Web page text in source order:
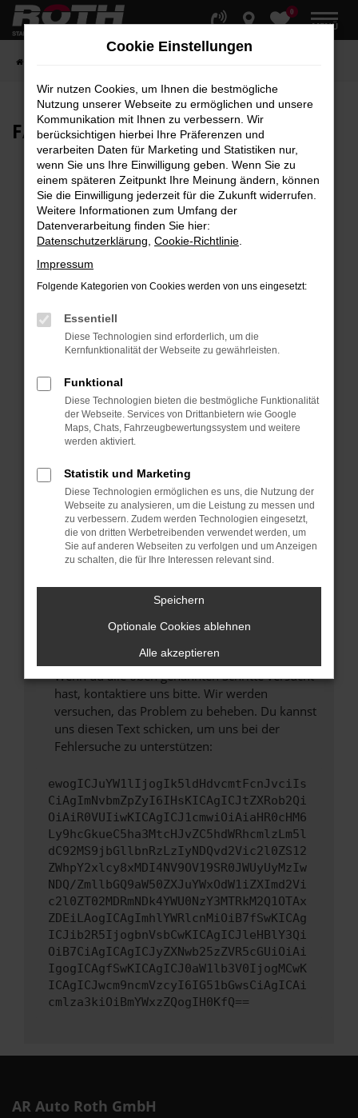
Zum
Hauptinhalt
0
MENÜ
FAHRZEUG-SHOWROOM
Fehler: Network Error
Beim Laden ist ein Fehler aufgetreten.
Hier sind ein paar Tipps, die dir helfen können:
Überprüfe deine Firewall und deine
Laden andere Webseiten, zum Beispiel deine
Suchmaschine?
Prüfe deine Browsererweiterungen.
Manche Erweiterungen, wie Werbeblocker,
können das Laden bestimmter Seiten
verhindern. Funktioniert die Seite in einem
anderen Browser oder in einem privaten
Fenster?
Starte dein Gerät neu.
Das kann manchmal helfen, vorübergehende
Probleme zu beheben.
Stelle sicher, dass dein Browser und dein
Betriebssystem auf dem neuesten Stand
sind.
Sicherheitsrisiko, sondern kann auch dazu
unterstützt werden.
Wende dich an den Webseitenbetreiber.
Wenn du alle oben genannten Schritte versucht
hast, kontaktiere uns bitte. Wir werden
versuchen, das Problem zu beheben. Du kannst
uns diesen Text schicken, um uns bei der
Fehlersuche zu unterstützen:
ewogICJuYW1lIjogIk5ldHdvcmtFcnJvciIs
CiAgImNvbmZpZyI6IHsKICAgICJtZXRob2Qi
OiAiR0VUIiwKICAgICJ1cmwiOiAiaHR0cHM6
Ly9hcGkueC5ha3MtcHJvZC5hdWRhcmlzLm5l
dC92MS9jbGllbnRzLzIyNDQvd2Vic2l0ZS12
ZWhpY2xlcy8xMDI4NV9OV19SR0JWUyUyMzIw
NDQ/ZmllbGQ9aW50ZXJuYWxOdW1iZXImd2Vi
c2l0ZT02MDRmNDk4YWU0NzY3MTRkM2Q1OTAx
ZDEiLAogICAgImhlYWRlcnMiOiB7fSwKICAg
ICJib2R5IjogbnVsbCwKICAgICJleHBlY3Qi
OiB7CiAgICAgICJyZXNwb25zZVR5cGUiOiAi
IgogICAgfSwKICAgICJ0aW1lb3V0IjogMCwK
ICAgICJwcm9ncmVzcyI6IG51bGwsCiAgICAi
cmlza3kiOiBmYWxzZQogIH0KfQ==
AR Auto Roth GmbH
Cookie Einstellungen
Wir nutzen Cookies, um Ihnen die bestmögliche
Nutzung unserer Webseite zu ermöglichen und unsere
Kommunikation mit Ihnen zu verbessern. Wir
berücksichtigen hierbei Ihre Präferenzen und
verarbeiten Daten für Marketing und Statistiken nur,
wenn Sie uns Ihre Einwilligung geben. Wenn Sie zu
einem späteren Zeitpunkt Ihre Meinung ändern, können
Sie die Einwilligung jederzeit für die Zukunft widerrufen.
Weitere Informationen zum Umfang der
Datenverarbeitung finden Sie hier:
Datenschutzerklärung Cookie-Richtlinie
Impressum
Folgende Kategorien von Cookies werden von uns eingesetzt:
Essentiell
Diese Technologien sind erforderlich, um die
Kernfunktionalität der Webseite zu gewährleisten.
Funktional
Diese Technologien bieten die bestmögliche Funktionalität
der Webseite. Services von Drittanbietern wie Google
Maps, Chats, Fahrzeugbewertungssystem und weitere
werden aktiviert.
Statistik und Marketing
Diese Technologien ermöglichen es uns, die Nutzung der
Webseite zu analysieren, um die Leistung zu messen und
zu verbessern. Zudem werden Technologien eingesetzt,
die von dritten Werbetreibenden verwendet werden, um
Sie auf anderen Webseiten zu verfolgen und um Anzeigen
zu schalten, die für Ihre Interessen relevant sind.
Speichern
Optionale Cookies ablehnen
Alle akzeptieren